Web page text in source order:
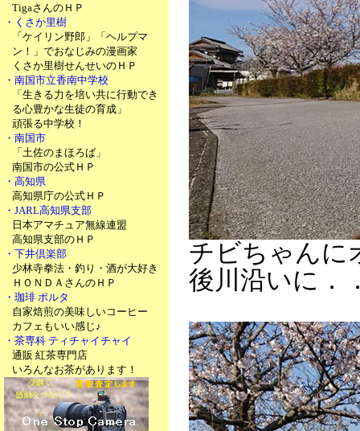
TigaさんのＨＰ
・くさか里樹
「ケイリン野郎」「ヘルプマ
ン！」でおなじみの漫画家
くさか里樹せんせいのＨＰ
・南国市立香南中学校
「生きる力を培い共に行動でき
る心豊かな生徒の育成」
頑張る中学校！
・南国市
「土佐のまほろば」
南国市の公式ＨＰ
・高知県
高知県庁の公式ＨＰ
・JARL高知県支部
日本アマチュア無線連盟
高知県支部のＨＰ
・下井倶楽部
少林寺拳法・釣り・酒が大好き
ＨＯＮＤＡさんのＨＰ
・珈琲 ポルタ
自家焙煎の美味しいコーヒー
カフェもいい感じ♪
・茶専科 ティチャイチャイ
通販 紅茶専門店
いろんなお茶があります！
チビちゃんに
後川沿いに．